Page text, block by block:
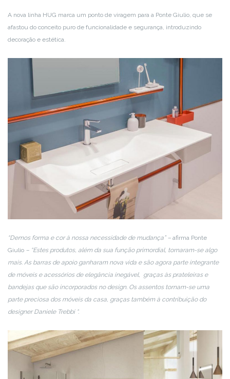
A nova linha HUG marca um ponto de viragem para a Ponte Giulio, que se
afastou do conceito puro de funcionalidade e segurança, introduzindo
decoração e estética.
“Demos forma e cor à nossa necessidade de mudança” – afirma Ponte
Giulio – “Estes produtos, além da sua função primordial, tornaram-se algo
mais. As barras de apoio ganharam nova vida e são agora parte integrante
de móveis e acessórios de elegância inegável, graças às prateleiras e
bandejas que são incorporados no design. Os assentos tornam-se uma
parte preciosa dos móveis da casa, graças também à contribuição do
designer Daniele Trebbi “.